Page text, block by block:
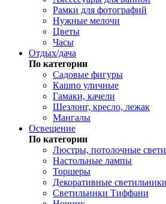
Рамки для фотографий
Нужные мелочи
Цветы
Часы
Отдых/дача
По категории
Садовые фигуры
Кашпо уличные
Гамаки, качели
Шезлонг, кресло, лежак
Мангалы
Освещение
По категории
Люстры, потолочные
Настольные лампы
Торшеры
Декоративные светильники
Светильники Тиффани